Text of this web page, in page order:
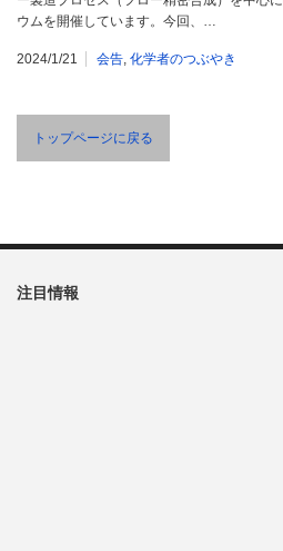
ウムを開催しています。今回、…
2024/1/21 会告, 化学者のつぶやき
トップページに戻る
注目情報